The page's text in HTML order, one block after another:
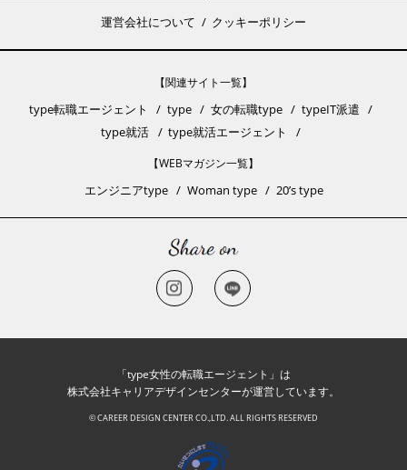
運営会社について クッキーポリシー
【関連サイト一覧】
type転職エージェント type 女の転職type
typeIT派遣
type就活
type就活エージェント
【WEBマガジン一覧】
エンジニアtype Woman type 20’s type
「type女性の転職エージェント」は
株式会社キャリアデザインセンターが運営しています。
© CAREER DESIGN CENTER CO.,LTD. ALL RIGHTS RESERVED